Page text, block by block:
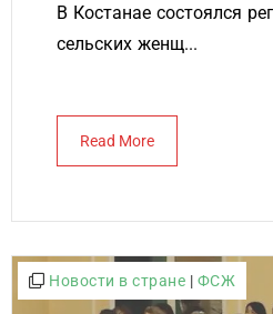
В Костанае состоялся
сельских женщ...
Read More
Новости в стране | ФСЖ